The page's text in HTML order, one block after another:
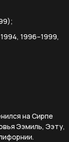
1996–1999,
на Сирпе
Ээмиль, Ээту,